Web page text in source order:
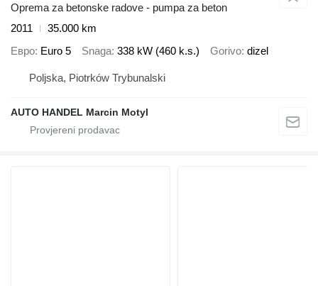
Oprema za betonske radove - pumpa za beton
2011
35.000 km
Евро Euro 5 Snaga 338 kW (460 k.s.) Gorivo dizel
Poljska, Piotrków Trybunalski
AUTO HANDEL Marcin Motyl